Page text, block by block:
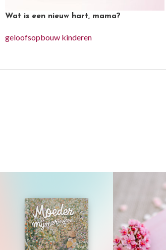
Wat is een nieuw hart, mama?
geloofsopbouw kinderen